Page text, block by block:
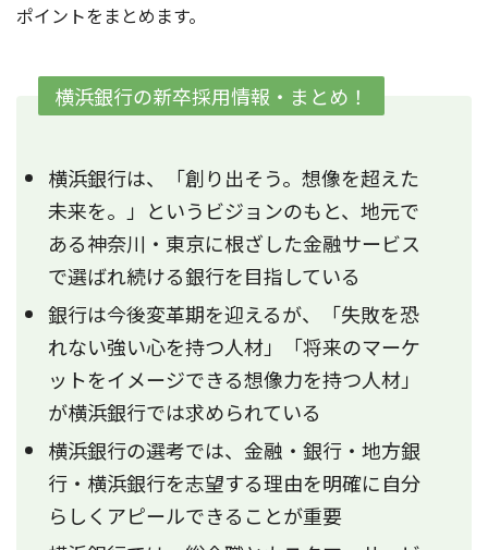
ポイントをまとめます。
横浜銀行の新卒採用情報・まとめ！
横浜銀行は、「創り出そう。想像を超えた
未来を。」というビジョンのもと、地元で
ある神奈川・東京に根ざした金融サービス
で選ばれ続ける銀行を目指している
銀行は今後変革期を迎えるが、「失敗を恐
れない強い心を持つ人材」「将来のマーケ
ットをイメージできる想像力を持つ人材」
が横浜銀行では求められている
横浜銀行の選考では、金融・銀行・地方銀
行・横浜銀行を志望する理由を明確に自分
らしくアピールできることが重要